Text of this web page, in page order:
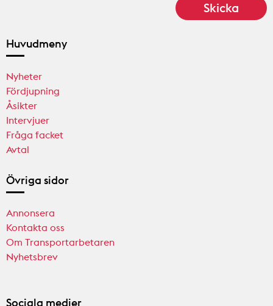
Huvudmeny
Nyheter
Fördjupning
Åsikter
Intervjuer
Fråga facket
Avtal
Övriga sidor
Annonsera
Kontakta oss
Om Transportarbetaren
Nyhetsbrev
Sociala medier